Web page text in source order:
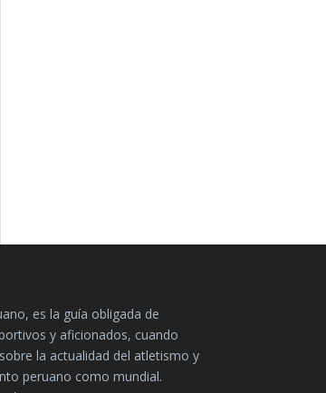
es la guía obligada de
y aficionados, cuando
la actualidad del atletismo y
peruano como mundial.